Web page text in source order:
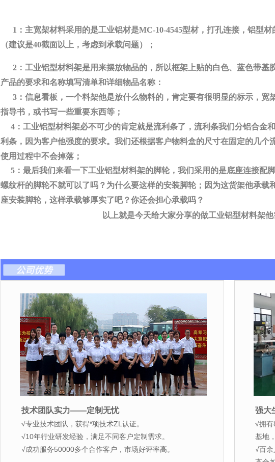
1：主宽架材料采用的是工业铝材是MC-10-4545型材，打孔连接，铝型
（建议是40截面以上，考虑到承载问题）；
2：工业铝型材料架是用来摆放物品的，所以框架上贴的白色、蓝色带基
产品的要求和名称填写清单和详细物品名称：
3：信息看板，一个料架他是放什么物料的，肯定要有很明显的标示，宽
指导书，或书写一些重要东西等；
4：工业铝型材料架必不可少的肯定就是流利条了，流利条我们分铝合金
利条，因为客户他强度的要求。我们还根据客户物料盒的尺寸在固定的几
使用过程中不会掉落；
5：最后我们来看一下工业铝型材料架的脚轮，我们采用的是底座连接配
螺纹杆的脚轮不就可以了吗？为什么要这样的安装脚轮；因为这货架他承
座安装脚轮，这样承载够厚实了吧？你还会担心承载吗？
以上就是今天给大家分享的做工业铝型材料架
技术团队实力——定制无忧
√专业技术团队，获得*项技术ZL认证。
√10年行业研发经验，满足不同客户定制需求。
√成功服务50000多个合作客户，市场好评率高。
强大
√拥
基地
√百余